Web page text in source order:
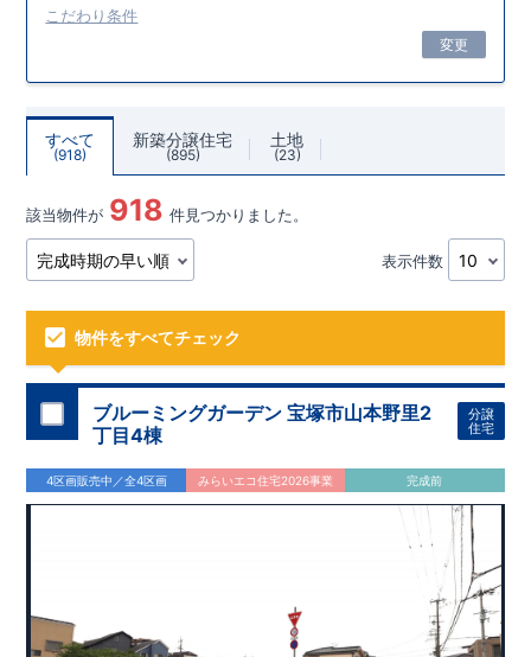
こだわり条件
変更
すべて
918
新築分譲住宅
895
土地
23
該当物件が 918 件見つかりました。
表示件数
物件をすべてチェック
ブルーミングガーデン 宝塚市山本野里2
丁目4棟
分譲
住宅
4区画販売中／全4区画 みらいエコ住宅2026事業 完成前